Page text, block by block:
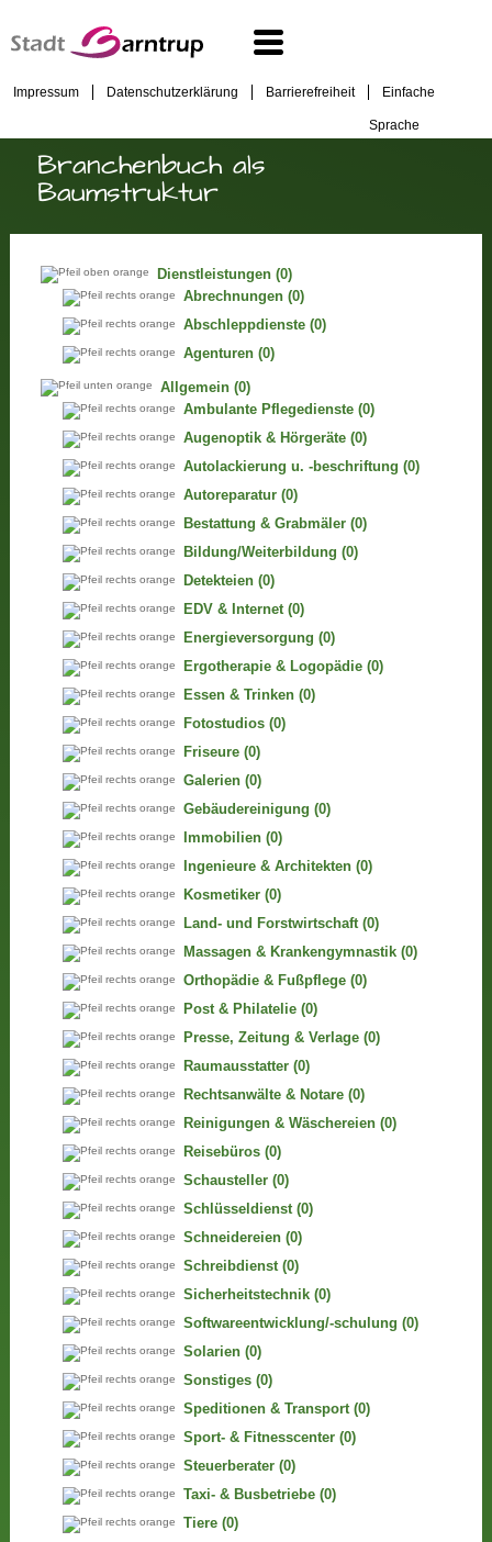
Impressum Datenschutzerklärung Barrierefreiheit Einfache
Sprache
Branchenbuch als
Baumstruktur
Dienstleistungen (0)
Abrechnungen (0)
Abschleppdienste (0)
Agenturen (0)
Allgemein (0)
Ambulante Pflegedienste (0)
Augenoptik & Hörgeräte (0)
Autolackierung u. -beschriftung (0)
Autoreparatur (0)
Bestattung & Grabmäler (0)
Bildung/Weiterbildung (0)
Detekteien (0)
EDV & Internet (0)
Energieversorgung (0)
Ergotherapie & Logopädie (0)
Essen & Trinken (0)
Fotostudios (0)
Friseure (0)
Galerien (0)
Gebäudereinigung (0)
Immobilien (0)
Ingenieure & Architekten (0)
Kosmetiker (0)
Land- und Forstwirtschaft (0)
Massagen & Krankengymnastik (0)
Orthopädie & Fußpflege (0)
Post & Philatelie (0)
Presse, Zeitung & Verlage (0)
Raumausstatter (0)
Rechtsanwälte & Notare (0)
Reinigungen & Wäschereien (0)
Reisebüros (0)
Schausteller (0)
Schlüsseldienst (0)
Schneidereien (0)
Schreibdienst (0)
Sicherheitstechnik (0)
Softwareentwicklung/-schulung (0)
Solarien (0)
Sonstiges (0)
Speditionen & Transport (0)
Sport- & Fitnesscenter (0)
Steuerberater (0)
Taxi- & Busbetriebe (0)
Tiere (0)